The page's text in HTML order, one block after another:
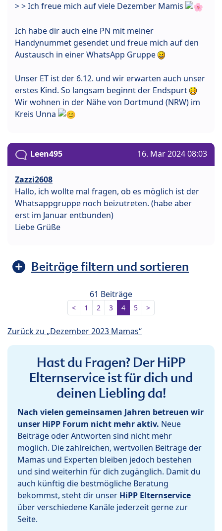
> > Ich freue mich auf viele Dezember Mamis
Ich habe dir auch eine PN mit meiner
Handynummet gesendet und freue mich auf den
Austausch in einer WhatsApp Gruppe
Unser ET ist der 6.12. und wir erwarten auch unser
erstes Kind. So langsam beginnt der Endspurt
Wir wohnen in der Nähe von Dortmund (NRW) im
Kreis Unna
Leen495 16. Mär 2024 08:03
Zazzi2608
Hallo, ich wollte mal fragen, ob es möglich ist der
Whatsappgruppe noch beizutreten. (habe aber
erst im Januar entbunden)
Liebe Grüße
Beiträge filtern und sortieren
61 Beiträge
< 1 2 3 4 5 >
Zurück zu „Dezember 2023 Mamas“
Hast du Fragen? Der HiPP
Elternservice ist für dich und
deinen Liebling da!
Nach vielen gemeinsamen Jahren betreuen wir
unser HiPP Forum nicht mehr aktiv. Neue
Beiträge oder Antworten sind nicht mehr
möglich. Die zahlreichen, wertvollen Beiträge der
Mamas und Experten bleiben jedoch bestehen
und sind weiterhin für dich zugänglich. Damit du
auch künftig die bestmögliche Beratung
bekommst, steht dir unser HiPP Elternservice
über verschiedene Kanäle jederzeit gerne zur
Seite.